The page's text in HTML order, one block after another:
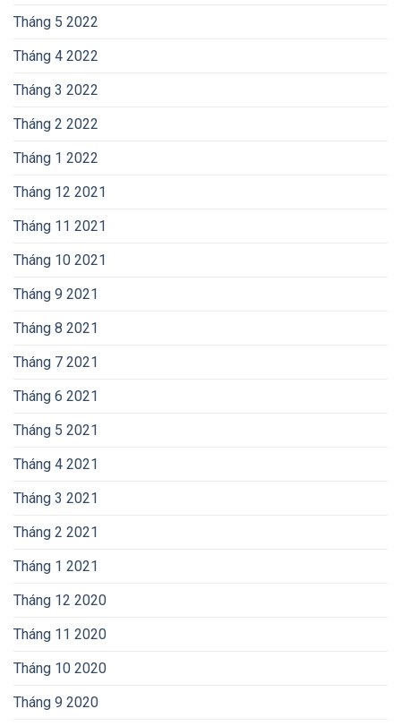
Tháng 5 2022
Tháng 4 2022
Tháng 3 2022
Tháng 2 2022
Tháng 1 2022
Tháng 12 2021
Tháng 11 2021
Tháng 10 2021
Tháng 9 2021
Tháng 8 2021
Tháng 7 2021
Tháng 6 2021
Tháng 5 2021
Tháng 4 2021
Tháng 3 2021
Tháng 2 2021
Tháng 1 2021
Tháng 12 2020
Tháng 11 2020
Tháng 10 2020
Tháng 9 2020